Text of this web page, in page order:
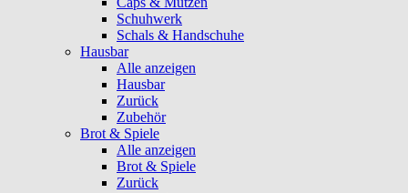
Schuhwerk
Schals & Handschuhe
Hausbar
Alle anzeigen
Hausbar
Zurück
Zubehör
Brot & Spiele
Alle anzeigen
Brot & Spiele
Zurück